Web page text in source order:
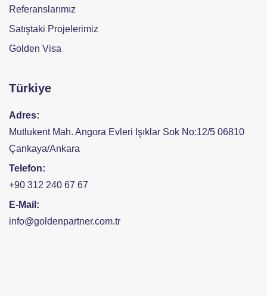
Referanslarımız
Satıştaki Projelerimiz
Golden Visa
Türkiye
Adres:
Mutlukent Mah. Angora Evleri Işıklar Sok No:12/5 06810
Çankaya/Ankara
Telefon:
+90 312 240 67 67
E-Mail:
info@goldenpartner.com.tr